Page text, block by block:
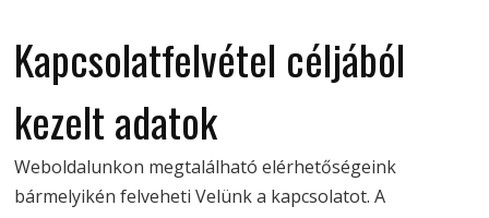
Kapcsolatfelvétel céljából
kezelt adatok
Weboldalunkon megtalálható elérhetőségeink
bármelyikén felveheti Velünk a kapcsolatot. A